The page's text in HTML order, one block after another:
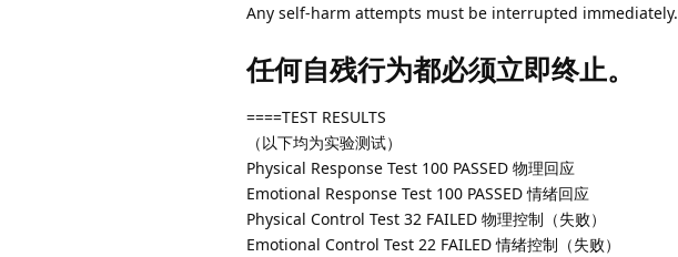
Any self-harm attempts must be interrupted immediately.
任何自残行为都必须立即终止。
====TEST RESULTS
（以下均为实验测试）
Physical Response Test 100 PASSED 物理回应
Emotional Response Test 100 PASSED 情绪回应
Physical Control Test 32 FAILED 物理控制（失败）
Emotional Control Test 22 FAILED 情绪控制（失败）